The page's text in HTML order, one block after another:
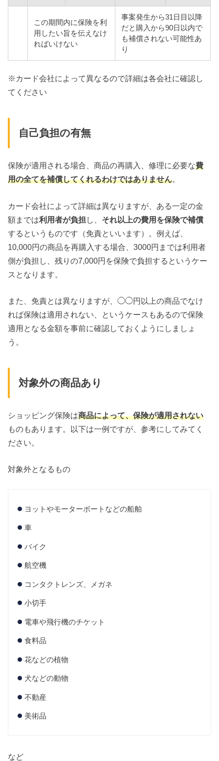
この期間内に保険を利
用したい旨を伝えなけ
ればいけない
事案発生から31日目以降
だと購入から90日以内で
も補償されない可能性あ
り
※カード会社によって異なるので詳細は各会社に確認し
てください
自己負担の有無
保険が適用される場合、商品の再購入、修理に必要な費
用の全てを補償してくれるわけではありません。
カード会社によって詳細は異なりますが、ある一定の金
額までは利用者が負担 し、 それ以上の費用を保険で補償
するというものです（免責といいます）。例えば、
10,000円の商品を再購入する場合、3000円までは利用者
側が負担し、残りの7,000円を保険で負担するというケー
スとなります。
また、免責とは異なりますが、◯◯円以上の商品でなけ
れば保険は適用されない、というケースもあるので保険
適用となる金額を事前に確認しておくようにしましょ
う。
対象外の商品あり
ショッピング保険は商品によって、保険が適用されない
ものもあります。以下は一例ですが、参考にしてみてく
ださい。
対象外となるもの
ヨットやモーターボートなどの船舶
車
バイク
航空機
コンタクトレンズ、メガネ
小切手
電車や飛行機のチケット
食料品
花などの植物
犬などの動物
不動産
美術品
など